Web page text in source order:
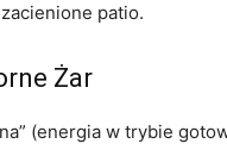
patio.
Żar
(energia w trybie